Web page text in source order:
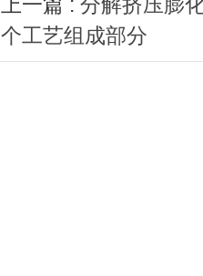
分解挤压膨
个工艺组成部分